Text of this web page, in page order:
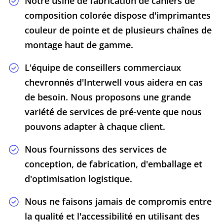
composition colorée dispose d'imprimantes
couleur de pointe et de plusieurs chaînes de
montage haut de gamme.
L'équipe de conseillers commerciaux
chevronnés d'Interwell vous aidera en cas
de besoin. Nous proposons une grande
variété de services de pré-vente que nous
pouvons adapter à chaque client.
Nous fournissons des services de
conception, de fabrication, d'emballage et
d'optimisation logistique.
Nous ne faisons jamais de compromis entre
la qualité et l'accessibilité en utilisant des